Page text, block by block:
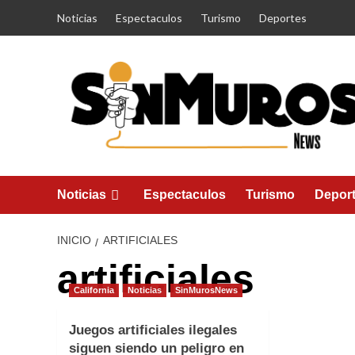
Noticias Espectaculos Turismo Deportes
Noticias Espectaculos Turismo
INICIO ARTIFICIALES
artificiales
California Noticias SinMurosNews
Juegos artificiales ilegales
siguen siendo un peligro en